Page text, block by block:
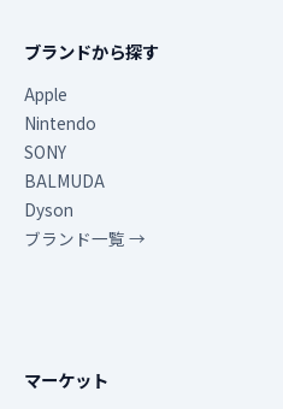
ブランドから探す
Apple
Nintendo
SONY
BALMUDA
Dyson
ブランド一覧 →
マーケット